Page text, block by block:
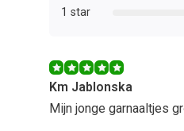
1 star
Km Jablonska
Mijn jonge garnaaltjes